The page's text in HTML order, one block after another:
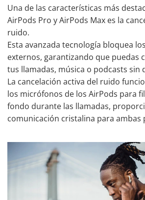
Una de las características más
AirPods Pro y AirPods Max es la
ruido.
Esta avanzada tecnología bloquea
externos, garantizando que puedas
tus llamadas, música o podcasts sin
La cancelación activa del ruido
los micrófonos de los AirPods para
fondo durante las llamadas,
comunicación cristalina para ambas